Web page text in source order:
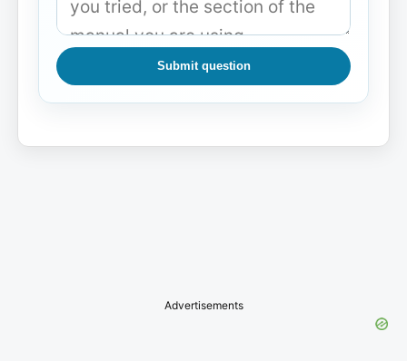
Submit question
Advertisements